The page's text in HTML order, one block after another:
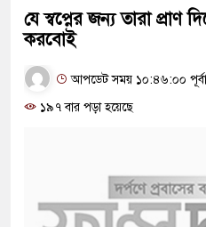
যে স্বপ্নের জন্য তারা প্রাণ
করবোই
আপডেট সময় ১০:৪৬:০০
১৯৭ বার পড়া হয়েছে